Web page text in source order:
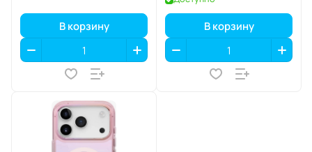
В корзину В корзину